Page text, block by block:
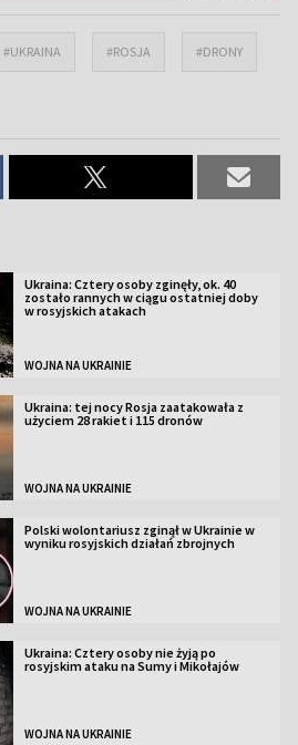
#UKRAINA #ROSJA #DRONY
Ukraina: Cztery osoby zginęły, ok. 40
zostało rannych w ciągu ostatniej doby
w rosyjskich atakach
WOJNA NA UKRAINIE
Ukraina: tej nocy Rosja zaatakowała z
użyciem 28 rakiet i 115 dronów
WOJNA NA UKRAINIE
Polski wolontariusz zginął w Ukrainie w
wyniku rosyjskich działań zbrojnych
WOJNA NA UKRAINIE
Ukraina: Cztery osoby nie żyją po
rosyjskim ataku na Sumy i Mikołajów
WOJNA NA UKRAINIE